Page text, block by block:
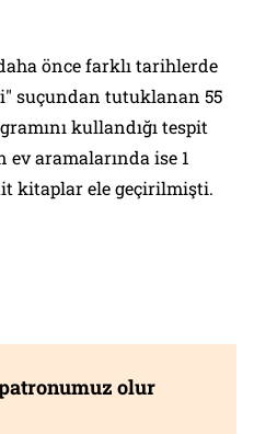
önce farklı tarihlerde
suçundan tutuklanan 55
kullandığı tespit
aramalarında ise 1
kitaplar ele geçirilmişti.
patronumuz olur